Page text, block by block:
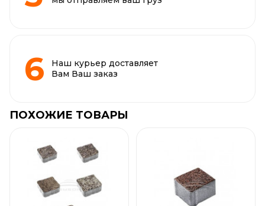
Наш курьер доставляет
Вам Ваш заказ
ПОХОЖИЕ ТОВАРЫ